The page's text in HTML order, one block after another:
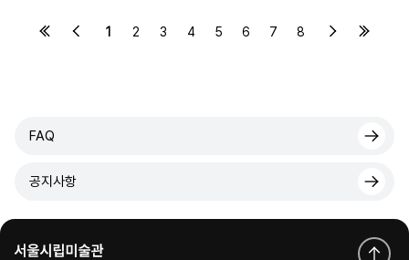
1 2 3 4 5 6 7 8
FAQ
공지사항